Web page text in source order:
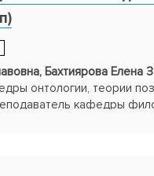
Бахтиярова Елена
онтологии, теории
кафедры